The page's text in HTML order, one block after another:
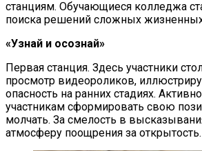
станциям. Обучающиеся колледжа
поиска решений сложных жизненных
«Узнай и осознай»
Первая станция. Здесь участники
просмотр видеороликов,
опасность на ранних стадиях.
участникам сформировать свою
молчать. За смелость в
атмосферу поощрения за открытость.